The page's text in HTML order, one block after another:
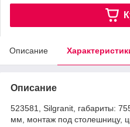
Описание
Описание
523581, Silgranit, габариты:
мм, монтаж под столешницу,